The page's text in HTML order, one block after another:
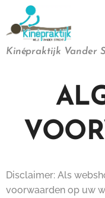
Kinépraktijk Vander
Disclaimer: Als
voorwaarden op uw